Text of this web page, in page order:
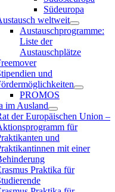
Südeuropa
weltweit
Austauschprogramme:
Liste der
Austauschplätze
und
PROMOS
im Ausland
der Europäischen Union –
für
und
mit einer
Praktika für